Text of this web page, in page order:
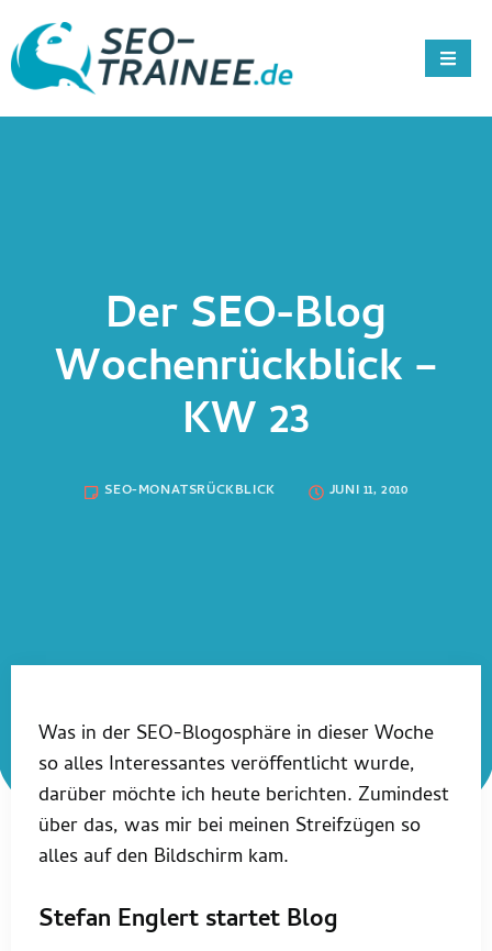
Der SEO-Blog
Wochenrückblick –
KW 23
SEO-MONATSRÜCKBLICK JUNI 11, 2010
Was in der SEO-Blogosphäre in dieser Woche
so alles Interessantes veröffentlicht wurde,
darüber möchte ich heute berichten. Zumindest
über das, was mir bei meinen Streifzügen so
alles auf den Bildschirm kam.
Stefan Englert startet Blog